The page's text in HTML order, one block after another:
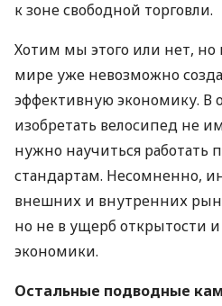
к зоне свободной торговли.
Хотим мы этого или нет, но
мире уже невозможно
эффективную экономику. В
изобретать велосипед не
нужно научиться
стандартам. Несомненно,
внешних и внутренних
но не в ущерб открытости
экономики.
Остальные подводные